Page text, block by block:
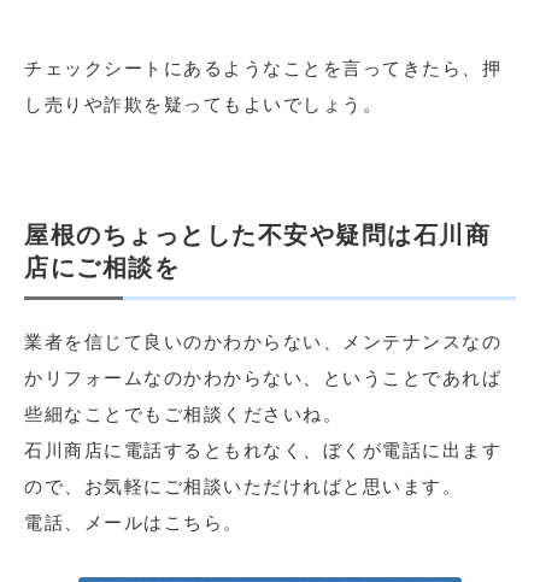
チェックシートにあるようなことを言ってきたら、押
し売りや詐欺を疑ってもよいでしょう。
屋根のちょっとした不安や疑問は石川商
店にご相談を
業者を信じて良いのかわからない、メンテナンスなの
かリフォームなのかわからない、ということであれば
些細なことでもご相談くださいね。
石川商店に電話するともれなく、ぼくが電話に出ます
ので、お気軽にご相談いただければと思います。
電話、メールはこちら。